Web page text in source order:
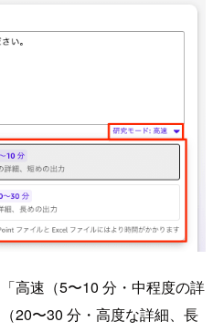
高速（5〜10 分・中程度の詳
20〜30 分・高度な詳細、長